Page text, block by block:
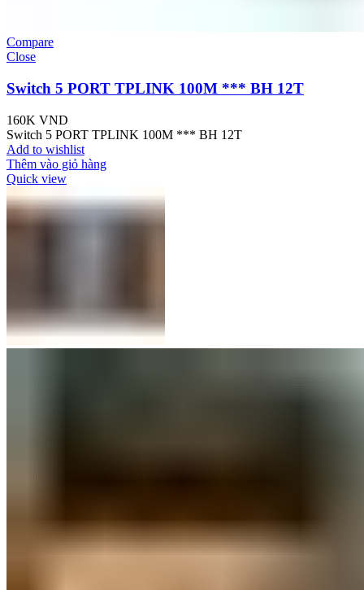
Compare
Close
Switch 5 PORT TPLINK 100M *** BH 12T
160K VND
Switch 5 PORT TPLINK 100M *** BH 12T
Add to wishlist
Thêm vào giỏ hàng
Quick view